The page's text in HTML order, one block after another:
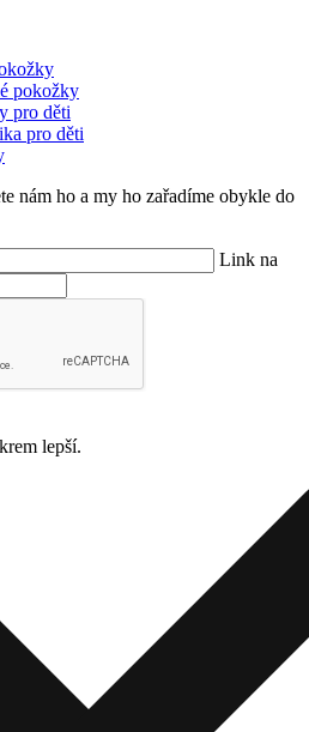
pokožky
pro děti
pro děti
nám ho a my ho zařadíme obykle do
Link na
lepší.